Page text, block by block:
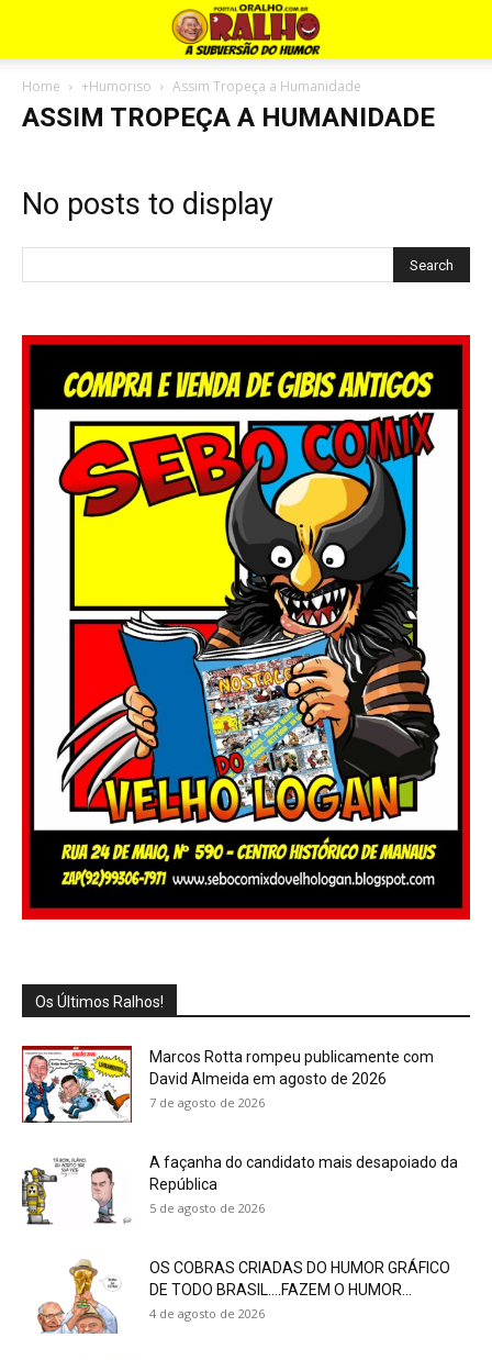
Home +Humoriso Assim Tropeça a Humanidade
ASSIM TROPEÇA A HUMANIDADE
No posts to display
Os Últimos Ralhos!
Marcos Rotta rompeu publicamente com
David Almeida em agosto de 2026
7 de agosto de 2026
A façanha do candidato mais desapoiado da
República
5 de agosto de 2026
OS COBRAS CRIADAS DO HUMOR GRÁFICO
DE TODO BRASIL….FAZEM O HUMOR...
4 de agosto de 2026